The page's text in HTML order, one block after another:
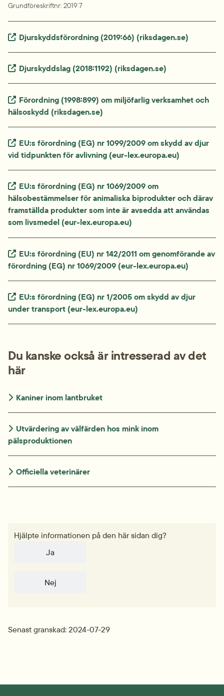
Grundföreskriftnr: 2019:7
Extern länk.
Djurskyddsförordning (2019:66) (riksdagen.se)
Extern länk.
Djurskyddslag (2018:1192) (riksdagen.se)
Extern länk.
Förordning (1998:899) om miljöfarlig verksamhet och
hälsoskydd (riksdagen.se)
Extern länk.
EU:s förordning (EG) nr 1099/2009 om skydd av djur
vid tidpunkten för avlivning (eur-lex.europa.eu)
Extern länk.
EU:s förordning (EG) nr 1069/2009 om
hälsobestämmelser för animaliska biprodukter och därav
framställda produkter som inte är avsedda att användas
som livsmedel (eur-lex.europa.eu)
Extern länk.
EU:s förordning (EU) nr 142/2011 om genomförande av
förordning (EG) nr 1069/2009 (eur-lex.europa.eu)
Extern länk.
EU:s förordning (EG) nr 1/2005 om skydd av djur
under transport (eur-lex.europa.eu)
Du kanske också är intresserad av det
här
Kaniner inom lantbruket
Utvärdering av välfärden hos mink inom
pälsproduktionen
Officiella veterinärer
Hjälpte informationen på den här sidan dig?
Ja
Nej
Senast granskad: 2024-07-29